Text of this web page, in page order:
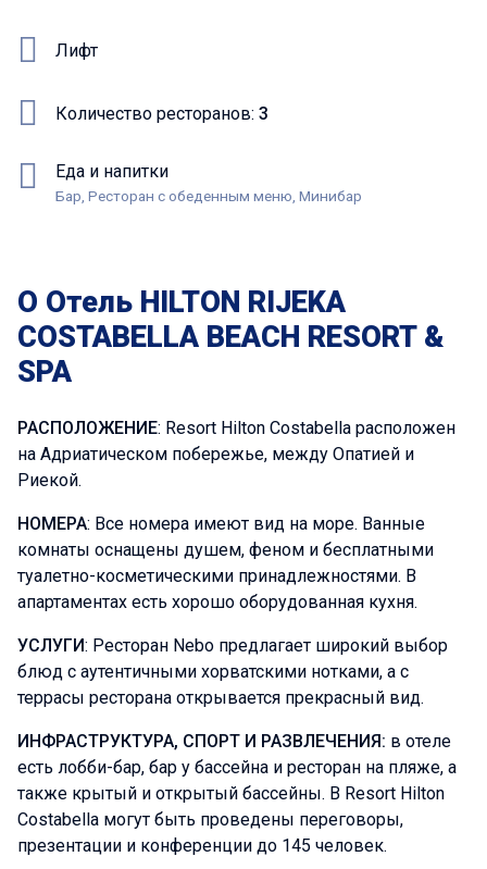
Лифт
Количество ресторанов: 3
Еда и напитки
Бар, Ресторан с обеденным меню, Минибар
O Отель HILTON RIJEKA
COSTABELLA BEACH RESORT &
SPA
РАСПОЛОЖЕНИЕ: Resort Hilton Costabella расположен
на Адриатическом побережье, между Опатией и
Риекой.
НОМЕРА: Все номера имеют вид на море. Ванные
комнаты оснащены душем, феном и бесплатными
туалетно-косметическими принадлежностями. В
апартаментах есть хорошо оборудованная кухня.
УСЛУГИ: Ресторан Nebo предлагает широкий выбор
блюд с аутентичными хорватскими нотками, а с
террасы ресторана открывается прекрасный вид.
ИНФРАСТРУКТУРА, СПОРТ И РАЗВЛЕЧЕНИЯ: в отеле
есть лобби-бар, бар у бассейна и ресторан на пляже, а
также крытый и открытый бассейны. В Resort Hilton
Costabella могут быть проведены переговоры,
презентации и конференции до 145 человек.